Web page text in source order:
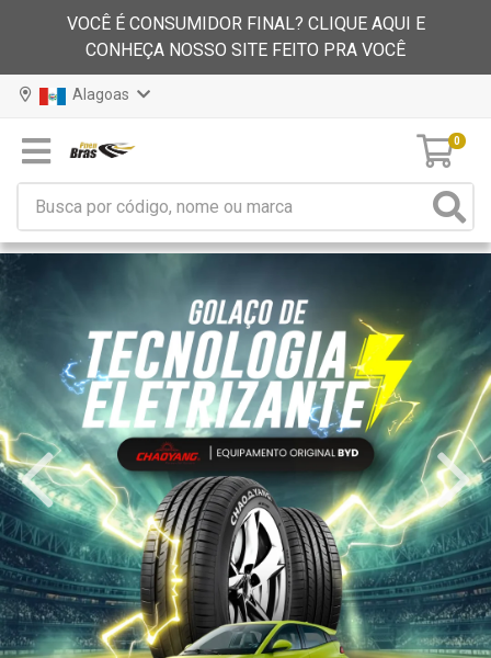
VOCÊ É CONSUMIDOR FINAL? CLIQUE AQUI E
CONHEÇA NOSSO SITE FEITO PRA VOCÊ
Alagoas
0